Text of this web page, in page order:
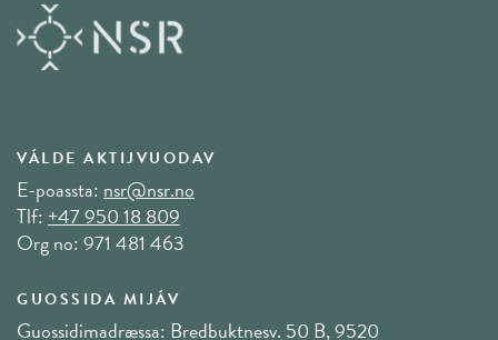
VÁLDE AKTIJVUODAV
E-poassta: nsr@nsr.no
Tlf:+47 950 18 809
Org no: 971 481 463
GUOSSIDA MIJÁV
Guossidimadræssa: Bredbuktnesv. 50 B, 9520